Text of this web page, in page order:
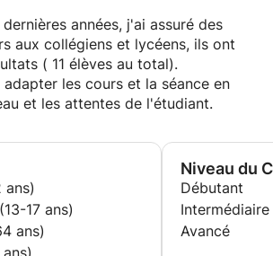
années, j'ai assuré des
aux collégiens et lycéens, ils ont
( 11 élèves au total).
les cours et la séance en
et les attentes de l'étudiant.
ans)
17 ans)
ans)
Niveau du
Débutant
Intermédiaire
Avancé